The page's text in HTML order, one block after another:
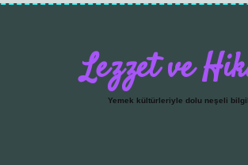
Lezzet ve
Yemek kültürleriyle dolu neşeli